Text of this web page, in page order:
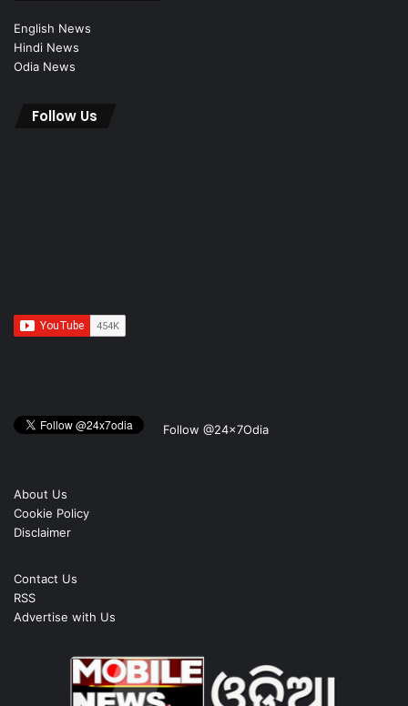
English News
Hindi News
Odia News
Follow Us
Follow @24x7Odia
About Us
Cookie Policy
Disclaimer
Contact Us
RSS
Advertise with Us